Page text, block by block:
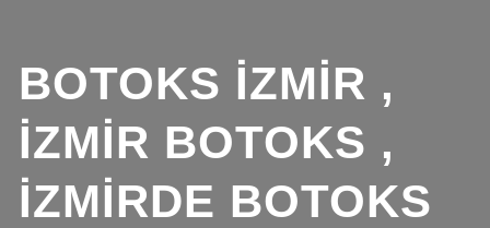
BOTOKS IZMIR ,
IZMIR BOTOKS ,
IZMIRDE BOTOKS